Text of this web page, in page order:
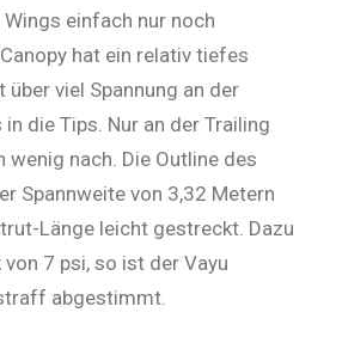
einfach nur noch
hat ein relativ tiefes
viel Spannung an der
die Tips. Nur an der Trailing
wenig nach. Die Outline des
Spannweite von 3,32 Metern
Länge leicht gestreckt. Dazu
7 psi, so ist der Vayu
abgestimmt.